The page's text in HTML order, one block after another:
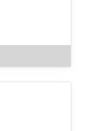
just nu, vänligen